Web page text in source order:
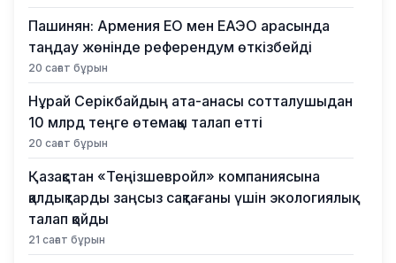
Пашинян: Армения ЕО мен ЕАЭО арасында
таңдау жөнінде референдум өткізбейді
20 сағат бұрын
Нұрай Серікбайдың ата-анасы сотталушыдан
10 млрд теңге өтемақы талап етті
20 сағат бұрын
Қазақстан «Теңізшевройл» компаниясына
қалдықтарды заңсыз сақтағаны үшін экологиялық
талап қойды
21 сағат бұрын